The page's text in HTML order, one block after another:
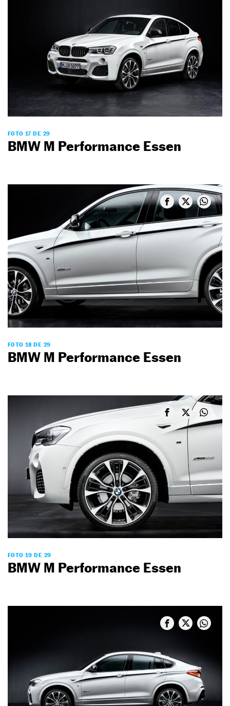
FOTO 17 DE 29
BMW M Performance Essen
FOTO 18 DE 29
BMW M Performance Essen
FOTO 19 DE 29
BMW M Performance Essen